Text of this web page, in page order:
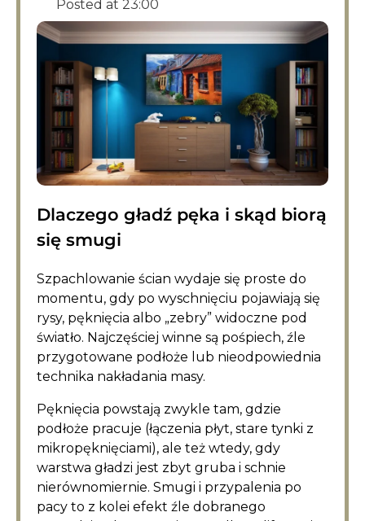
Posted at 23:00
Dlaczego gładź pęka i skąd biorą
się smugi
Szpachlowanie ścian wydaje się proste do
momentu, gdy po wyschnięciu pojawiają się
rysy, pęknięcia albo „zebry” widoczne pod
światło. Najczęściej winne są pośpiech, źle
przygotowane podłoże lub nieodpowiednia
technika nakładania masy.
Pęknięcia powstają zwykle tam, gdzie
podłoże pracuje (łączenia płyt, stare tynki z
mikropęknięciami), ale też wtedy, gdy
warstwa gładzi jest zbyt gruba i schnie
nierównomiernie. Smugi i przypalenia po
pacy to z kolei efekt źle dobranego